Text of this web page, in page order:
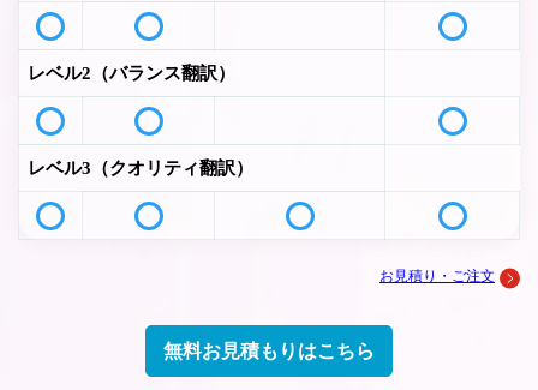
レベル2（バランス翻訳）
レベル3（クオリティ翻訳）
お見積り・ご注文
無料お見積もりはこちら